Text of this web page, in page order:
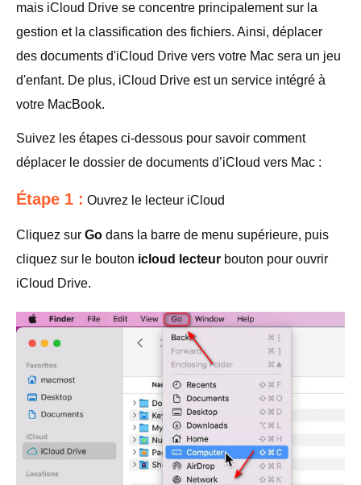
mais iCloud Drive se concentre principalement sur la
gestion et la classification des fichiers. Ainsi, déplacer
des documents d'iCloud Drive vers votre Mac sera un jeu
d'enfant. De plus, iCloud Drive est un service intégré à
votre MacBook.
Suivez les étapes ci-dessous pour savoir comment
déplacer le dossier de documents d’iCloud vers Mac :
Étape 1 : Ouvrez le lecteur iCloud
Cliquez sur Go dans la barre de menu supérieure, puis
cliquez sur le bouton icloud lecteur bouton pour ouvrir
iCloud Drive.